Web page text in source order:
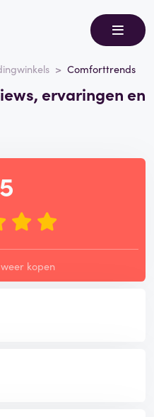
Comforttrends
ervaringen en
kopen